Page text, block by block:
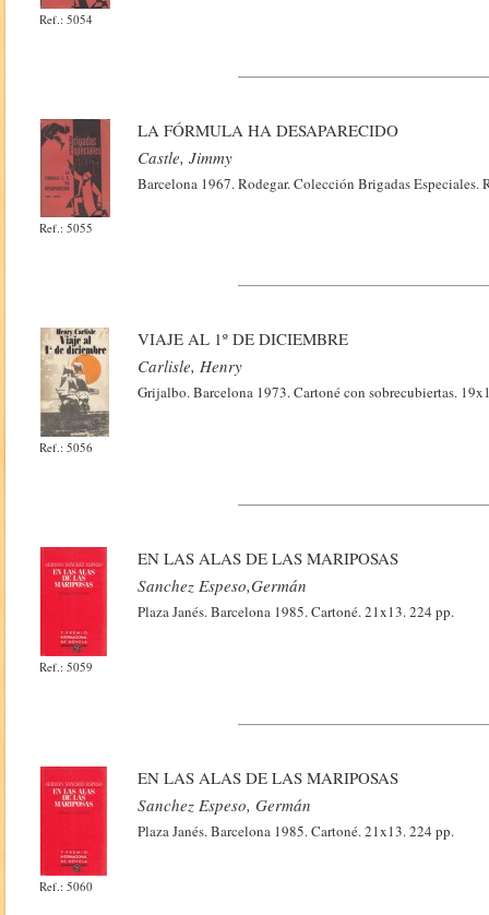
Ref.: 5054
Ref.: 5055
LA FÓRMULA HA DESAPARECIDO
Castle, Jimmy
Barcelona 1967. Rodegar. Colección Brigadas Especiales.
Ref.: 5056
VIAJE AL 1º DE DICIEMBRE
Carlisle, Henry
Grijalbo. Barcelona 1973. Cartoné con sobrecubiertas.
Ref.: 5059
EN LAS ALAS DE LAS MARIPOSAS
Sanchez Espeso,Germán
Plaza Janés. Barcelona 1985. Cartoné. 21x13. 224 pp.
Ref.: 5060
EN LAS ALAS DE LAS MARIPOSAS
Sanchez Espeso, Germán
Plaza Janés. Barcelona 1985. Cartoné. 21x13. 224 pp.